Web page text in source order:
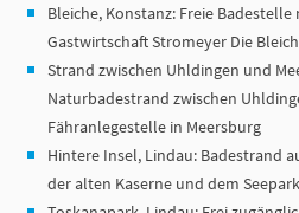
Bleiche, Konstanz: Freie
Gastwirtschaft Stromeyer Die
Strand zwischen Uhldingen und
Naturbadestrand zwischen
Fähranlegestelle in Meersburg
Hintere Insel, Lindau: Badestrand
der alten Kaserne und dem